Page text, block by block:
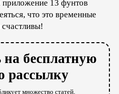
приложение 13 фунтов
что это временные
бесплатную
рассылку
множество статей,